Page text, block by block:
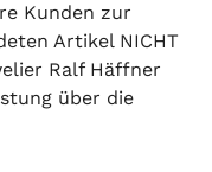
Kunden zur
Artikel NICHT
Ralf Häffner
über die